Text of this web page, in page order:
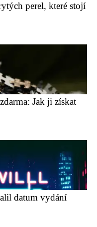
perel, které stojí
Jak ji získat
datum vydání